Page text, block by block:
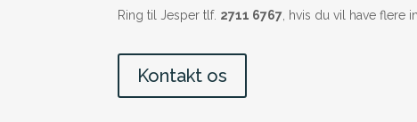
Ring til Jesper tlf. 2711 6767, hvis du vil have flere
Kontakt os